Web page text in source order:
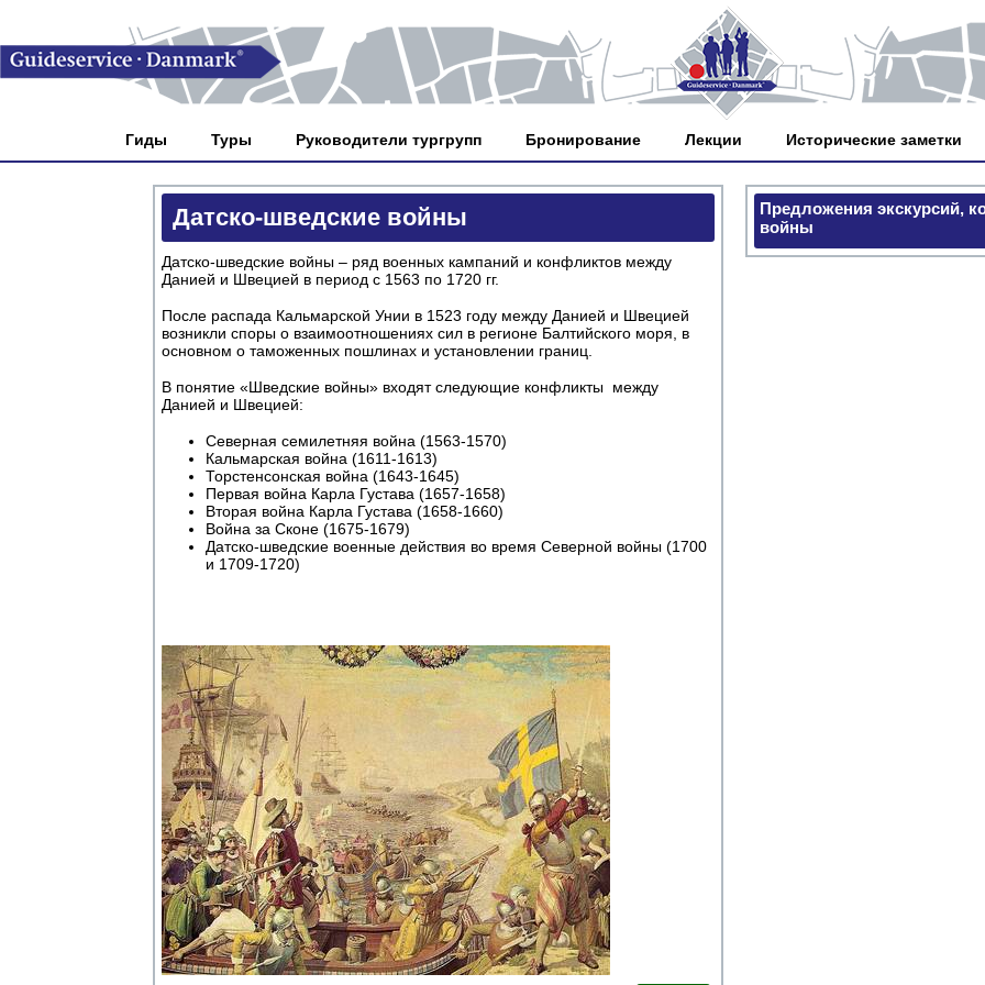
Гиды Туры Руководители тургрупп Бронирование Лекции Исторические заметки
Датско-шведские войны
Датско-шведские войны – ряд военных кампаний и конфликтов между
Данией и Швецией в период с 1563 по 1720 гг.
После распада Кальмарской Унии в 1523 году между Данией и Швецией
возникли споры о взаимоотношениях сил в регионе Балтийского моря, в
основном о таможенных пошлинах и установлении границ.
В понятие «Шведские войны» входят следующие конфликты между
Данией и Швецией:
Северная семилетняя война (1563-1570)
Кальмарская война (1611-1613)
Торстенсонская война (1643-1645)
Первая война Карла Густава (1657-1658)
Вторая война Карла Густава (1658-1660)
Война за Сконе (1675-1679)
Датско-шведские военные действия во время Северной войны (1700
и 1709-1720)
Предложения экскурсий,
войны